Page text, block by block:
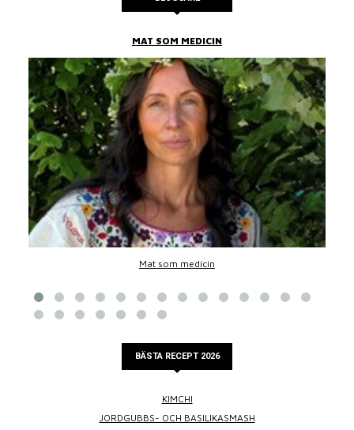
MAT SOM MEDICIN
Mat som medicin
BÄSTA RECEPT 2026
KIMCHI
JORDGUBBS- OCH BASILIKASMASH